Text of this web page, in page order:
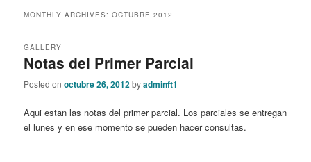
MONTHLY ARCHIVES:OCTUBRE 2012
Notas del Primer Parcial
GALLERY
Posted onoctubre 26, 2012byadminft1
Aqui estan las notas del primer parcial. Los parciales se entregan
el lunes y en ese momento se pueden hacer consultas.